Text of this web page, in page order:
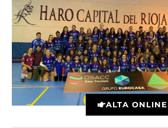
ALTA ONLINE